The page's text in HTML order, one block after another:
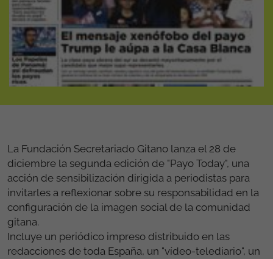
La Fundación Secretariado Gitano lanza el 28 de
diciembre la segunda edición de "Payo Today", una
acción de sensibilización dirigida a periodistas para
invitarles a reflexionar sobre su responsabilidad en la
configuración de la imagen social de la comunidad
gitana.
Incluye un periódico impreso distribuido en las
redacciones de toda España, un "vídeo-telediario", un